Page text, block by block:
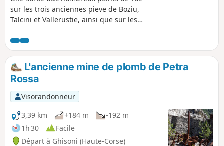
sur les trois anciennes pieve de Boziu,
Talcini et Vallerustie, ainsi que sur les
plan, quelques vues sur la mer et le
littoral. La Chapelle Sant'Antone au
départ témoigne de la présence d'une
ancienne abbaye. La marche se fait sur
d'anciennes cultures de blé jusqu’aux
pentes du San Cervone. Ancien
carrefour de chemins muletiers, on y
trouve plusieurs vestiges d'aires de
battage, parfois toujours cerclées de
pierres.
L'ancienne mine de plomb de Petra
Rossa
Visorandonneur
3,39 km
+184 m
-192 m
1h 30
Facile
Départ à Ghisoni (Haute-Corse)